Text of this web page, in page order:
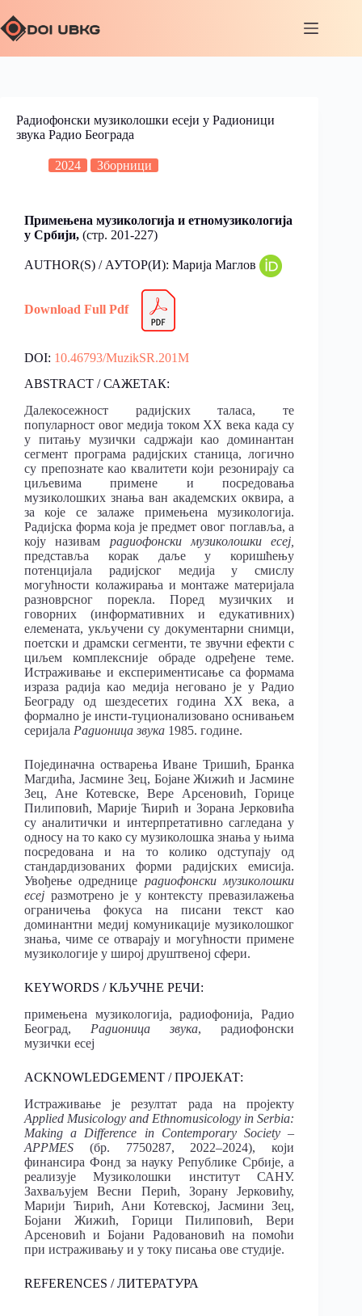
Радиофонски музиколошки есеји у Радионици
звука Радио Београда
2024 Зборници
Примењена музикологија и етномузикологија
у Србији, (стр. 201-227)
AUTHOR(S) / АУТОР(И): Марија Маглов
Download Full Pdf
DOI: 10.46793/MuzikSR.201M
ABSTRACT / САЖЕТАК:
Далекосежност радијских таласа, те
популарност овог медија током ХХ века када су
у питању музички садржаји као доминантан
сегмент програма радијских станица, логично
су препознате као квалитети који резонирају са
циљевима примене и посредовања
музиколошких знања ван академских оквира, а
за које се залаже примењена музикологија.
Радијска форма која је предмет овог поглавља, а
коју називам радиофонски музиколошки есеј
представља корак даље у коришћењу
потенцијала радијског медија у смислу
могућности колажирања и монтаже материјала
разноврсног порекла. Поред музичких и
говорних (информативних и едукативних)
елемената, укључени су документарни снимци,
поетски и драмски сегменти, те звучни ефекти с
циљем комплексније обраде одређене теме.
Истраживање и експериментисање са формама
израза радија као медија неговано је у Радио
Београду од шездесетих година ХХ века, а
формално је инсти-туционализовано оснивањем
серијала Радионица звука 1985. године.
Појединачна остварења Иване Тришић, Бранка
Магдића, Јасмине Зец, Бојане Жижић и Јасмине
Зец, Ане Котевске, Вере Арсеновић, Горице
Пилиповић, Марије Ћирић и Зорана Јерковића
су аналитички и интерпретативно сагледана у
односу на то како су музиколошка знања у њима
посредована и на то колико одступају од
стандардизованих форми радијских емисија.
Увођење одреднице радиофонски музиколошки
есеј размотрено је у контексту превазилажења
ограничења фокуса на писани текст као
доминантни медиј комуникације музиколошког
знања, чиме се отварају и могућности примене
музикологије у широј друштвеној сфери.
KEYWORDS / КЉУЧНЕ РЕЧИ:
примењена музикологија, радиофонија, Радио
Београд, Радионица звука, радиофонски
музички есеј
ACKNOWLEDGEMENT / ПРОЈЕКАТ:
Истраживање је резултат рада на пројекту
Applied Musicology and Ethnomusicology in Serbia:
Making a Difference in Contemporary Society –
APPMES (бр. 7750287, 2022–2024), који
финансира Фонд за науку Републике Србије, а
реализује Музиколошки институт САНУ.
Захваљујем Весни Перић, Зорану Јерковићу,
Марији Ћирић, Ани Котевској, Јасмини Зец,
Бојани Жижић, Горици Пилиповић, Вери
Арсеновић и Бојани Радовановић на помоћи
при истраживању и у току писања ове студије.
REFERENCES / ЛИТЕРАТУРА